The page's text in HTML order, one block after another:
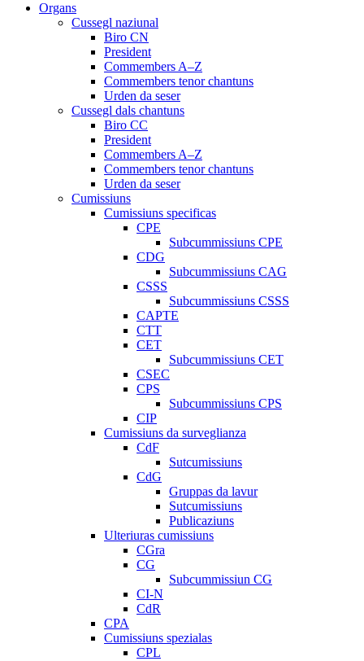
Organs
Cussegl naziunal
Biro CN
President
Commembers A–Z
Commembers tenor chantuns
Urden da seser
Cussegl dals chantuns
Biro CC
President
Commembers A–Z
Commembers tenor chantuns
Urden da seser
Cumissiuns
Cumissiuns specificas
CPE
Subcummissiuns CPE
CDG
Subcummissiuns CAG
CSSS
Subcummissiuns CSSS
CAPTE
CTT
CET
Subcummissiuns CET
CSEC
CPS
Subcummissiuns CPS
CIP
Cumissiuns da surveglianza
CdF
Sutcumissiuns
CdG
Gruppas da lavur
Sutcumissiuns
Publicaziuns
Ulteriuras cumissiuns
CGra
CG
Subcummissiun CG
CI-N
CdR
CPA
Cumissiuns spezialas
CPL